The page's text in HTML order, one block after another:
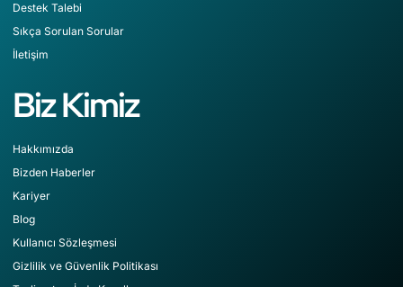
Destek Talebi
Sıkça Sorulan Sorular
İletişim
Biz Kimiz
Hakkımızda
Bizden Haberler
Kariyer
Blog
Kullanıcı Sözleşmesi
Gizlilik ve Güvenlik Politikası